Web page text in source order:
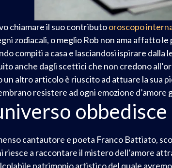
chiamare il suo contributooroscopo
zodiacali, o meglio Rob non ama affatto
compiti a casa e lasciandosi ispirare
anche dagli scettici che non credono
un altro articolo è riuscito ad attuare la sua
resistere ad ogni emozione
obbedisce
cantautore e poeta Franco Battiato,
riesce a raccontare il mistero dell’amore
patrimonio artistico del quale